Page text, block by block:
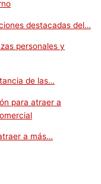
destacadas del…
de las…
a más…